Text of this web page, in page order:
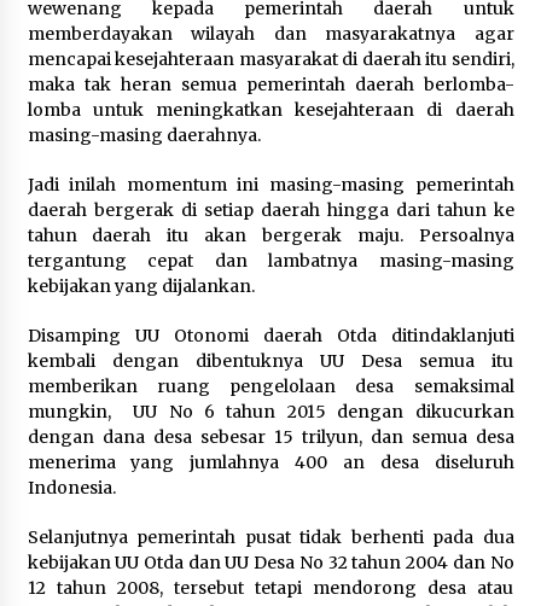
wewenang kepada pemerintah daerah untuk
memberdayakan wilayah dan masyarakatnya agar
mencapai kesejahteraan masyarakat di daerah itu sendiri,
maka tak heran semua pemerintah daerah berlomba-
lomba untuk meningkatkan kesejahteraan di daerah
masing-masing daerahnya.
Jadi inilah momentum ini masing-masing pemerintah
daerah bergerak di setiap daerah hingga dari tahun ke
tahun daerah itu akan bergerak maju. Persoalnya
tergantung cepat dan lambatnya masing-masing
kebijakan yang dijalankan.
Disamping UU Otonomi daerah Otda ditindaklanjuti
kembali dengan dibentuknya UU Desa semua itu
memberikan ruang pengelolaan desa semaksimal
mungkin, UU No 6 tahun 2015 dengan dikucurkan
dengan dana desa sebesar 15 trilyun, dan semua desa
menerima yang jumlahnya 400 an desa diseluruh
Indonesia.
Selanjutnya pemerintah pusat tidak berhenti pada dua
kebijakan UU Otda dan UU Desa No 32 tahun 2004 dan No
12 tahun 2008, tersebut tetapi mendorong desa atau